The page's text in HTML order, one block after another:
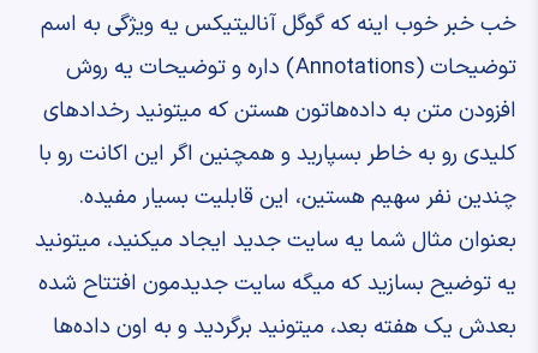
خب خبر خوب اینه که گوگل آنالیتیکس ‫یه ویژگی به اسم
‫توضیحات (Annotations) داره ‫و توضیحات یه روش
افزودن متن ‫به داده‌هاتون هستن ‫که میتونید رخدادهای
کلیدی رو ‫به خاطر بسپارید ‫و همچنین اگر این اکانت رو با
چندین نفر ‫سهیم هستین، این قابلیت بسیار مفیده.
‫بعنوان مثال شما یه سایت جدید ایجاد میکنید، ‫میتونید
یه توضیح بسازید که ‫میگه سایت جدیدمون افتتاح شده
‫بعدش یک هفته بعد، میتونید ‫برگردید و به اون داده‌ها